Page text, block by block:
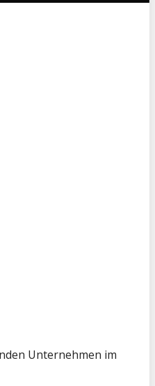
Unternehmen im